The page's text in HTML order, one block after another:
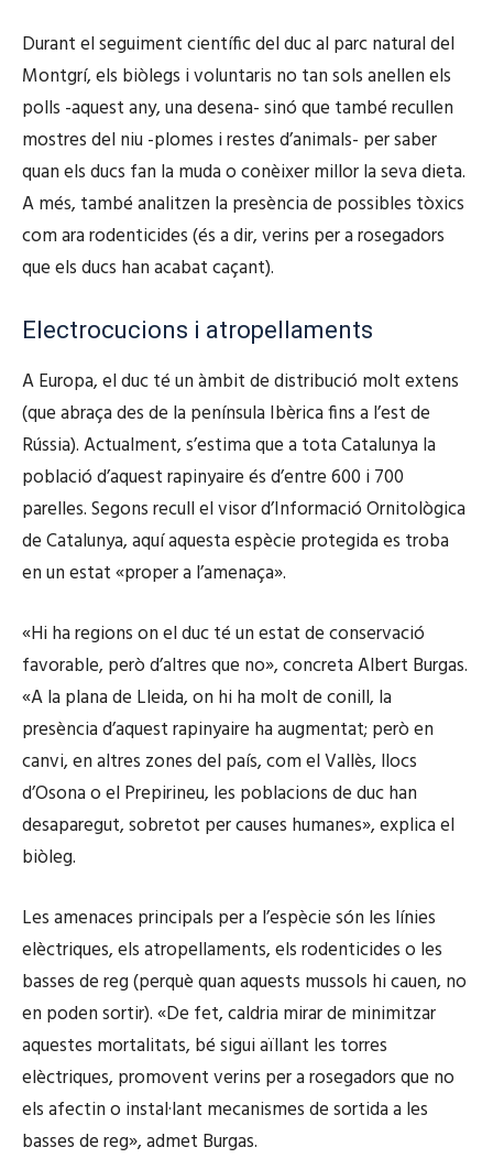
Durant el seguiment científic del duc al parc natural del
Montgrí, els biòlegs i voluntaris no tan sols anellen els
polls -aquest any, una desena- sinó que també recullen
mostres del niu -plomes i restes d’animals- per saber
quan els ducs fan la muda o conèixer millor la seva dieta.
A més, també analitzen la presència de possibles tòxics
com ara rodenticides (és a dir, verins per a rosegadors
que els ducs han acabat caçant).
Electrocucions i atropellaments
A Europa, el duc té un àmbit de distribució molt extens
(que abraça des de la península Ibèrica fins a l’est de
Rússia). Actualment, s’estima que a tota Catalunya la
població d’aquest rapinyaire és d’entre 600 i 700
parelles. Segons recull el visor d’Informació Ornitològica
de Catalunya, aquí aquesta espècie protegida es troba
en un estat «proper a l’amenaça».
«Hi ha regions on el duc té un estat de conservació
favorable, però d’altres que no», concreta Albert Burgas.
«A la plana de Lleida, on hi ha molt de conill, la
presència d’aquest rapinyaire ha augmentat; però en
canvi, en altres zones del país, com el Vallès, llocs
d’Osona o el Prepirineu, les poblacions de duc han
desaparegut, sobretot per causes humanes», explica el
biòleg.
Les amenaces principals per a l’espècie són les línies
elèctriques, els atropellaments, els rodenticides o les
basses de reg (perquè quan aquests mussols hi cauen, no
en poden sortir). «De fet, caldria mirar de minimitzar
aquestes mortalitats, bé sigui aïllant les torres
elèctriques, promovent verins per a rosegadors que no
els afectin o instal·lant mecanismes de sortida a les
basses de reg», admet Burgas.